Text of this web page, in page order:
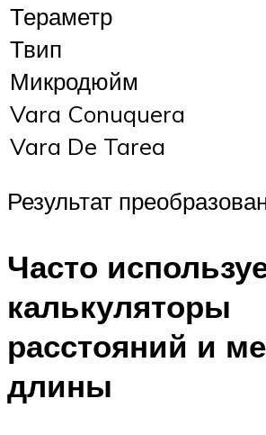
Тераметр
Твип
Микродюйм
Vara Conuquera
Vara De Tarea
Результат
Часто
калькуляторы
расстояний и
длины